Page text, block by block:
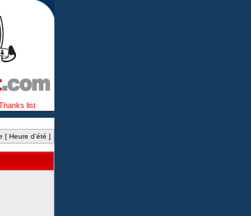
list
[ Heure d’été ]